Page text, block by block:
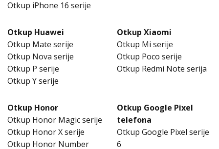
Otkup iPhone 16 serije
Otkup Huawei
Otkup Mate serije
Otkup Nova serije
Otkup P serije
Otkup Y serije
Otkup Xiaomi
Otkup Mi serije
Otkup Poco serije
Otkup Redmi Note serija
Otkup Honor
Otkup Honor Magic serije
Otkup Honor X serije
Otkup Honor Number
Otkup Google Pixel
telefona
Otkup Google Pixel serije
6